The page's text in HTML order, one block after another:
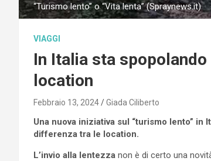
“Turismo lento” o “Vita lenta” (Spraynews.it)
VIAGGI
In Italia sta
location
Febbraio 13, 2024 Giada Ciliberto
Una nuova iniziativa sul “turismo lento” in
differenza tra le location.
L’invio alla lentezza non è di certo una